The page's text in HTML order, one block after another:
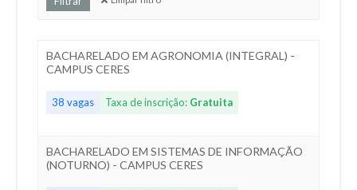
BACHARELADO EM AGRONOMIA (INTEGRAL) -
CAMPUS CERES
38 vagas Taxa de inscrição: Gratuita
BACHARELADO EM SISTEMAS DE INFORMAÇÃO
(NOTURNO) - CAMPUS CERES